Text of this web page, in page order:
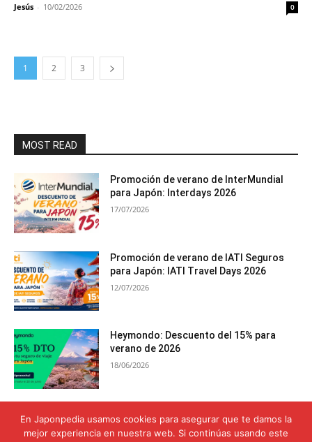
Jesús - 10/02/2026 0
1 2 3
MOST READ
Promoción de verano de InterMundial
para Japón: Interdays 2026
17/07/2026
Promoción de verano de IATI Seguros
para Japón: IATI Travel Days 2026
12/07/2026
Heymondo: Descuento del 15% para
verano de 2026
18/06/2026
Seguro de viaje para el Monte Fuji:
Cobertura para alcanzar la cima con
En Japonpedia usamos cookies para asegurar que te damos la
mejor experiencia en nuestra web. Si continúas usando este